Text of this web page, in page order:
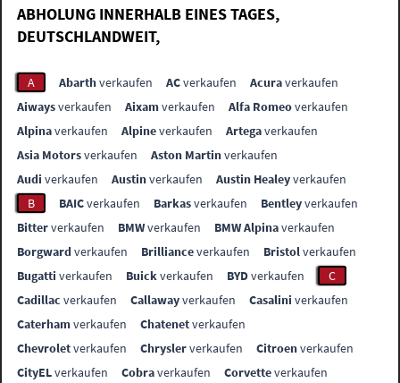
ABHOLUNG INNERHALB EINES TAGES,
DEUTSCHLANDWEIT,
A Abarthverkaufen ACverkaufen Acuraverkaufen
Aiwaysverkaufen Aixamverkaufen Alfa Romeoverkaufen
Alpinaverkaufen Alpineverkaufen Artegaverkaufen
Asia Motorsverkaufen Aston Martinverkaufen
Audi verkaufen Austinverkaufen Austin Healeyverkaufen
B
BAICverkaufen Barkasverkaufen Bentleyverkaufen
Bitterverkaufen BMWverkaufen BMW Alpinaverkaufen
Borgwardverkaufen Brillianceverkaufen Bristolverkaufen
Bugatti verkaufen Buickverkaufen BYDverkaufen
C
Cadillac verkaufen Callawayverkaufen Casalini verkaufen
Caterhamverkaufen Chatenetverkaufen
Chevroletverkaufen Chryslerverkaufen Citroenverkaufen
CityELverkaufen Cobraverkaufen Corvetteverkaufen